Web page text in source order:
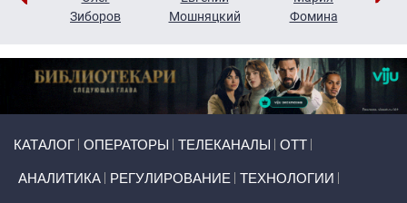
Зиборов
Мошняцкий
Фомина
КАТАЛОГ ОПЕРАТОРЫ ТЕЛЕКАНАЛЫ ОТТ
АНАЛИТИКА РЕГУЛИРОВАНИЕ ТЕХНОЛОГИИ